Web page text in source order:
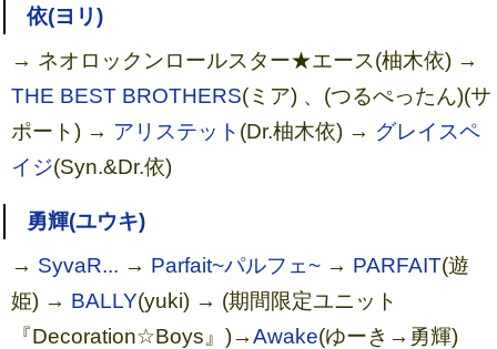
依(ヨリ)
→ ネオロックンロールスター★エース(柚木依) →
THE BEST BROTHERS(ミア) 、(つるぺったん)(サ
ポート) → アリステット (Dr.柚木依) → グレイスペ
イジ(Syn.&Dr.依)
勇輝(ユウキ)
→ SyvaR... → Parfait~パルフェ~ → PARFAIT(遊
姫) → BALLY(yuki) → (期間限定ユニット
『Decoration☆Boys』)→Awake(ゆーき→勇輝)